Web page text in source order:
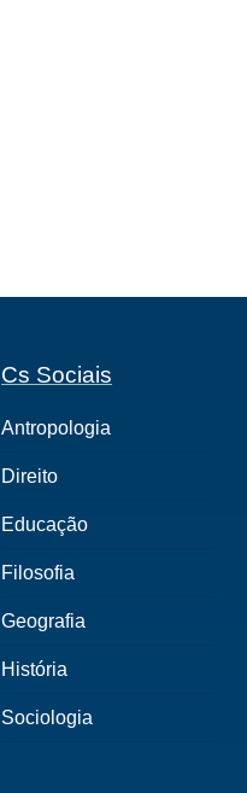
Cs Sociais
Antropologia
Direito
Educação
Filosofia
Geografia
História
Sociologia